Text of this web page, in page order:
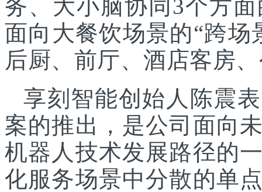
务、大小脑协同3个方
面向大餐饮场景的“跨
后厨、前厅、酒店客房
享刻智能创始人陈震
案的推出，是公司面向
机器人技术发展路径的
化服务场景中分散的单